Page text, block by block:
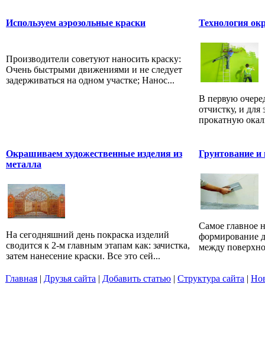
Используем аэрозольные краски
Производители советуют наносить краску:
Очень быстрыми движениями и не следует
задерживаться на одном участке; Нанос...
Технология
В первую
отчистку, и для
прокатную
Окрашиваем художественные изделия из
металла
На сегодняшний день покраска изделий
сводится к 2-м главным этапам как: зачистка,
затем нанесение краски. Все это сей...
Грунтование
Самое главное
формирование
между
Главная | Друзья сайта | Добавить статью | Структура сайта |